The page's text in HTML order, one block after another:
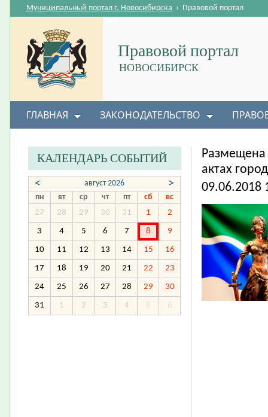
Правовой портал
НОВОСИБИРСК
Муниципальный портал г. Новосибирска › Правовой портал
ГЛАВНАЯ ЗАКОНОДАТЕЛЬСТВО
актах
09.06.2018
КАЛЕНДАРЬ СОБЫТИЙ
< август 2026 >
пн вт ср чт пт сб
вс
27
28 29 30 31 1 2
3 4 5 6 7 8 9
10 11 12 13 14 15 16
17 18 19 20 21 22 23
24 25 26 27 28 29 30
31 1 2 3 4 5 6